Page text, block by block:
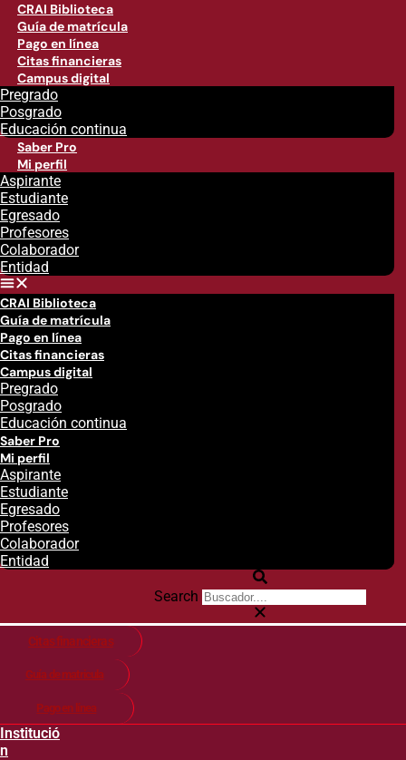
CRAI Biblioteca
Guía de matrícula
Pago en línea
Citas financieras
Campus digital
Pregrado
Posgrado
Educación continua
Saber Pro
Mi perfil
Aspirante
Estudiante
Egresado
Profesores
Colaborador
Entidad
CRAI Biblioteca
Guía de matrícula
Pago en línea
Citas financieras
Campus digital
Pregrado
Posgrado
Educación continua
Saber Pro
Mi perfil
Aspirante
Estudiante
Egresado
Profesores
Colaborador
Entidad
Search
Citas financieras
Guía de matricula
Pago en línea
Institució
n